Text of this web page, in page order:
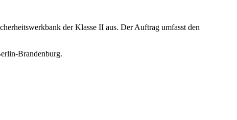
der Klasse II aus. Der Auftrag umfasst den
Brandenburg.